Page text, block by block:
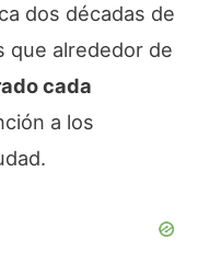
dos décadas de
que alrededor de
cada
a los